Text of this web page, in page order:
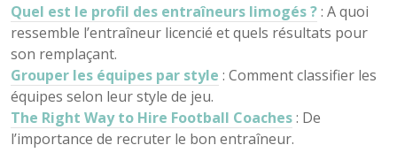
Quel est le profil des entraîneurs limogés ?: A quoi
ressemble l’entraîneur licencié et quels résultats pour
son remplaçant.
Grouper les équipes par style : Comment classifier les
équipes selon leur style de jeu.
The Right Way to Hire Football Coaches: De
l’importance de recruter le bon entraîneur.